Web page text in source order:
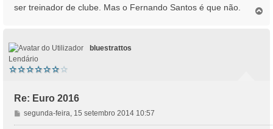
ser treinador de clube. Mas o Fernando Santos é que não.
bluestrattos
Lendário
Re: Euro 2016
M
e
segunda-feira, 15 setembro 2014 10:57